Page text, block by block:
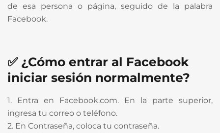
de esa persona o página, seguido de la palabra
Facebook.
✅ ¿Cómo entrar al Facebook
iniciar sesión normalmente?
1. Entra en Facebook.com. En la parte superior,
ingresa tu correo o teléfono.
2. En Contraseña, coloca tu contraseña.